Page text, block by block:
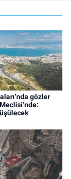
gözler